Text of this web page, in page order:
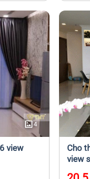
imagesmode4
view
Cho
view